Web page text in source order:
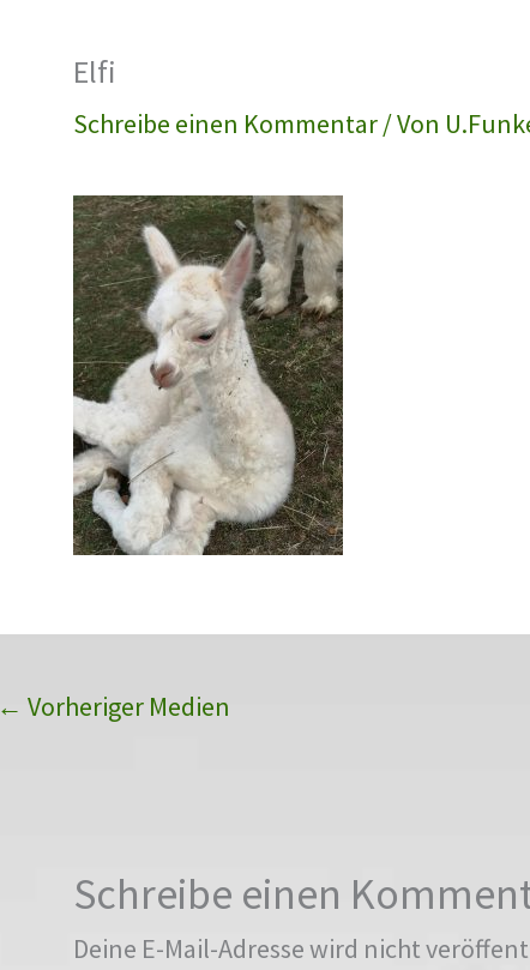
Elfi
Schreibe einen Kommentar/ Von
← Vorheriger Medien
Schreibe einen
Deine E-Mail-Adresse wird nicht